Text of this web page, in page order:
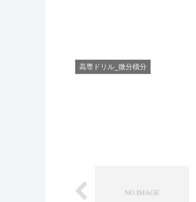
高専ドリル_微分積分